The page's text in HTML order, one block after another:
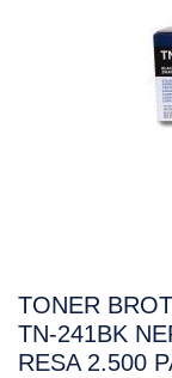
TONER
TN-241BK
RESA 2.500